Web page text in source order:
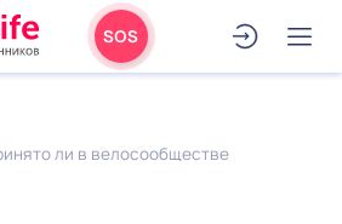
SOS
ли в велосообществе